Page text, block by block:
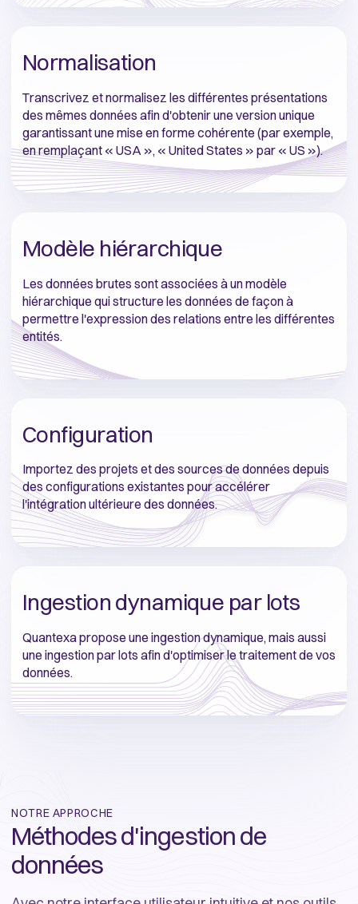
Normalisation
Transcrivez et normalisez les différentes présentations
des mêmes données afin d'obtenir une version unique
garantissant une mise en forme cohérente (par exemple,
en remplaçant « USA », « United States » par « US »).
Modèle hiérarchique
Les données brutes sont associées à un modèle
hiérarchique qui structure les données de façon à
permettre l'expression des relations entre les différentes
entités.
Configuration
Importez des projets et des sources de données depuis
des configurations existantes pour accélérer
l'intégration ultérieure des données.
Ingestion dynamique par lots
Quantexa propose une ingestion dynamique, mais aussi
une ingestion par lots afin d'optimiser le traitement de vos
données.
NOTRE APPROCHE
Méthodes d'ingestion de
données